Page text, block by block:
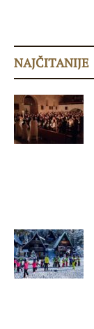
NAJČITANIJE